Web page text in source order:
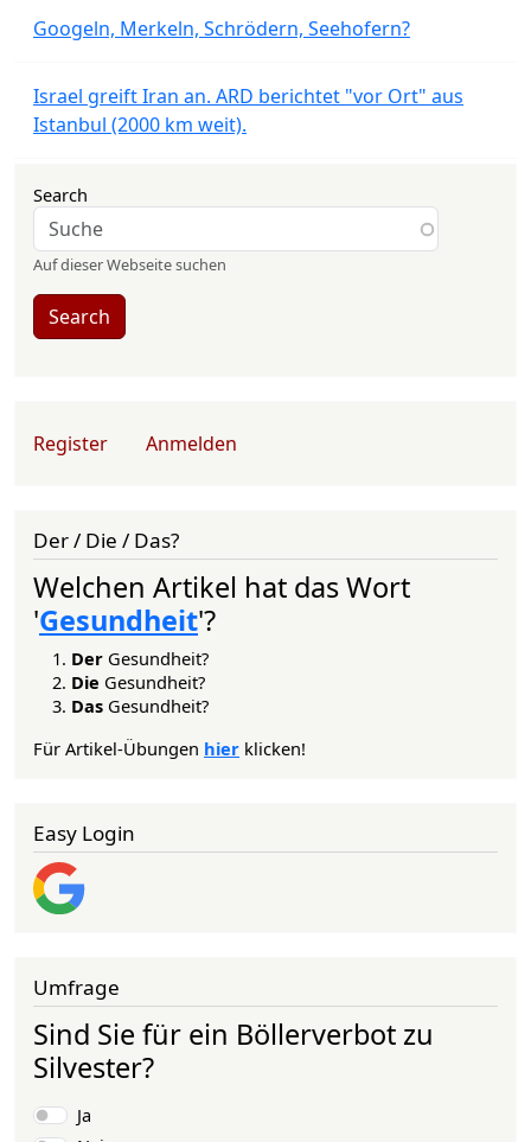
Googeln, Merkeln, Schrödern, Seehofern?
Israel greift Iran an. ARD berichtet "vor Ort" aus
Istanbul (2000 km weit).
Search
Auf dieser Webseite suchen
Search
User account menu
Register Anmelden
Der / Die / Das?
Welchen Artikel hat das Wort
'Gesundheit'?
Der Gesundheit?
Die Gesundheit?
Das Gesundheit?
Für Artikel-Übungen hier klicken!
Easy Login
Umfrage
Sind Sie für ein Böllerverbot zu
Silvester?
Auswahlmöglichkeiten
Ja